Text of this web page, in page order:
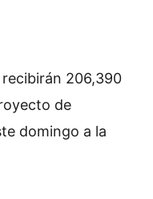
206,390
de
domingo a la